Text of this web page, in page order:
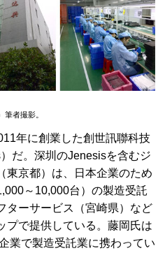
筆者撮影。
年に創業した創世訊聯科技
）だ。深圳のJenesisを含むジ
東京都）は、日本企業のため
～10,000台）の製造受託
ターサービス（宮崎県）など
プで提供している。藤岡氏は
業で製造受託業に携わってい